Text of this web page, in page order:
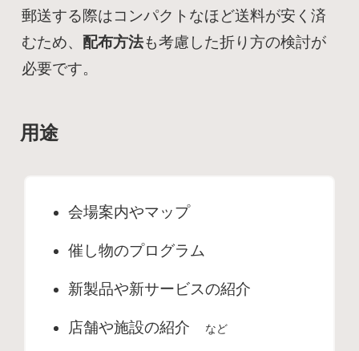
郵送する際はコンパクトなほど送料が安く済
むため、 配布方法も考慮した折り方の検討が
必要です。
用途
会場案内やマップ
催し物のプログラム
新製品や新サービスの紹介
店舗や施設の紹介 など